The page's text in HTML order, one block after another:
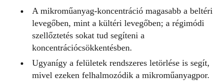
A mikroműanyag-koncentráció magasabb a beltéri
levegőben, mint a kültéri levegőben; a régimódi
szellőztetés sokat tud segíteni a
koncentrációcsökkentésben.
Ugyanígy a felületek rendszeres letörlése is segít,
mivel ezeken felhalmozódik a mikroműanyagpor.